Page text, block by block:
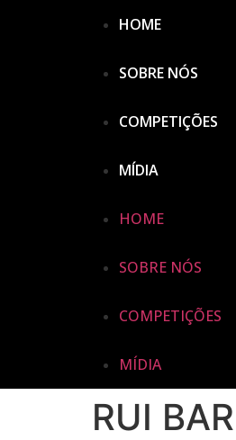
HOME
SOBRE NÓS
COMPETIÇÕES
MÍDIA
HOME
SOBRE NÓS
COMPETIÇÕES
MÍDIA
RUI